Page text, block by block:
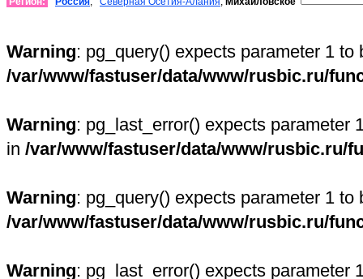
Warning: pg_query() expects parameter 1
/var/www/fastuser/data/www/rusbic.ru/
Warning: pg_last_error() expects parameter
in /var/www/fastuser/data/www/rusbic.ru/
Warning: pg_query() expects parameter 1
/var/www/fastuser/data/www/rusbic.ru/
Warning: pg_last_error() expects parameter